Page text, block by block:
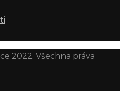
2022. Všechna práva